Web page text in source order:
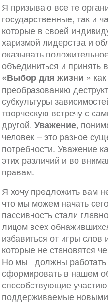
Я призываю все те
государственные, так и
которые в своей
харизмой лидерства и
оказывать
объединиться и принять
«Выбор для жизни »
преобразованию
субкультуры
творческую встречу с
другой. Уважение,
человек – это разное
потребности. Уважение
этих различий и во
правам.
Я хочу предложить вам
что мы можем начать
пассивность стали
лицом всех
избавиться от игры слов
которые не становятся
Но мы должны работать
сформировать в нашем
способствующие
поддерживаемые